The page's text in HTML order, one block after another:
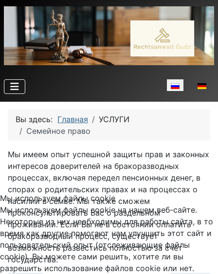
Выберите
Вы здесь: Главная
УСЛУГИ
Семейное право
Мы имеем опыт успешной защиты прав и законных
интересов доверителей на бракоразводных
процессах, включая передел пенсионных денег, в
спорах о родительских правах и на процессах о
насилии в семье. Мы также сможем
проконсультировать Вас о раздельном
проживании. Если Вы не в состоянии оплатить
бракоразводный процесс, существует
возможность развестись полностью за счёт
государства.
Мы используем файлы cookie
Мы используем файлы cookie на нашем веб-сайте.
Некоторые из них необходимы для работы сайта, в то
время как другие помогают нам улучшить этот сайт и
пользовательский опыт (отслеживающие файлы
cookie). Вы можете сами решить, хотите ли вы
разрешить использование файлов cookie или нет.